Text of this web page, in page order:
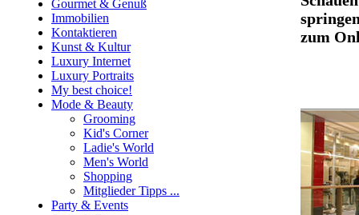
Gourmet & Genuß
Immobilien
Kontaktieren
Kunst & Kultur
Luxury Internet
Luxury Portraits
My best choice!
Mode & Beauty
Grooming
Kid's Corner
Ladie's World
Men's World
Shopping
Mitglieder Tipps ...
Party & Events
zum